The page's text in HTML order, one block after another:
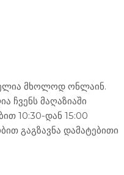
მხოლოდ ონლაინ.
ჩვენს მაღაზიაში
10:30-დან 15:00
გაგზავნა დამატებითი